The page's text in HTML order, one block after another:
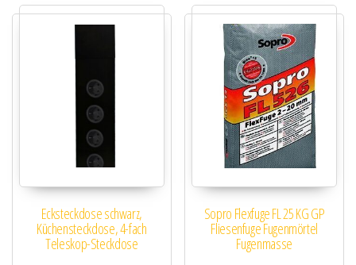
Ecksteckdose schwarz,
Küchensteckdose, 4-fach
Teleskop-Steckdose
Sopro Flexfuge FL 25 KG GP
Fliesenfuge Fugenmörtel
Fugenmasse